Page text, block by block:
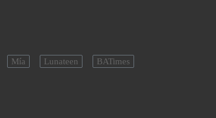
Mía Lunateen BATimes